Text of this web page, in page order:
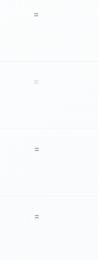
=
=
=
=